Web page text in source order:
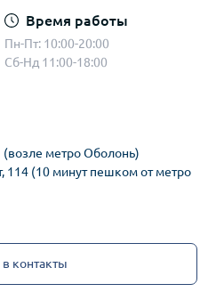
Время работы
Пн-Пт: 10:00-20:00
Сб-Нд 11:00-18:00
(возле метро Оболонь)
114 (10 минут пешком от метро
контакты